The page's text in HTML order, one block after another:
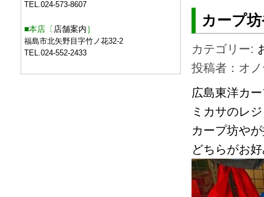
TEL.024-573-8607
■本店〔 店舗案内］
福島市北矢野目字竹ノ花32-2
TEL.024-552-2433
カープ
カテゴリー:
投稿者：オ
広島東洋カ
ミカサのレ
カープ坊や
どちらがお